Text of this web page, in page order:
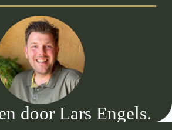
door Lars Engels.